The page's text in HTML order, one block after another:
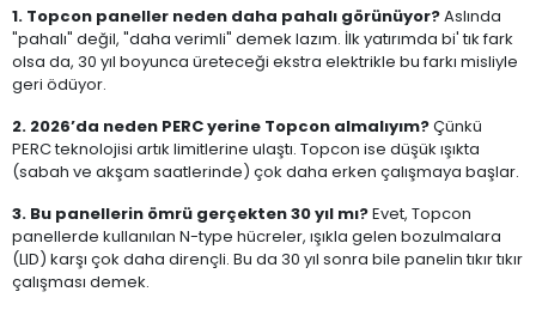
1. Topcon paneller neden daha pahalı görünüyor?Aslında
"pahalı" değil, "daha verimli" demek lazım. İlk yatırımda bi' tık fark
olsa da, 30 yıl boyunca üreteceği ekstra elektrikle bu farkı misliyle
geri ödüyor.
2. 2026’da neden PERC yerine Topcon almalıyım?Çünkü
PERC teknolojisi artık limitlerine ulaştı. Topcon ise düşük ışıkta
(sabah ve akşam saatlerinde) çok daha erken çalışmaya başlar.
3. Bu panellerin ömrü gerçekten 30 yıl mı?Evet, Topcon
panellerde kullanılan N-type hücreler, ışıkla gelen bozulmalara
(LID) karşı çok daha dirençli. Bu da 30 yıl sonra bile panelin tıkır tıkır
çalışması demek.